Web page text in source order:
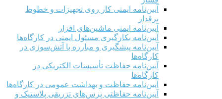
آیین‌نامه ایمنی کار روی تجهیزات و خطوط
برقدار
آیین‌نامه ایمنی ماشین‌های افزار
آیین‌نامه بکارگیری مسئول ایمنی در کارگاه‌ها
آیین‌نامه پیشگیری و مبارزه با آتش‌سوزی در
کارگاه‌ها
آیین‌نامه حفاظت تأسیسات الکتریکی در
کارگاه‌ها
آیین‌نامه حفاظت و بهداشت عمومی در کارگاه‌ها
آیین‌نامه حفاظتی پرس‌های تزریقی پلاستیک و